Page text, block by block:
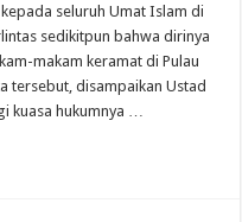
seluruh Umat Islam di
sedikitpun bahwa dirinya
makam keramat di Pulau
tersebut, disampaikan Ustad
kuasa hukumnya …